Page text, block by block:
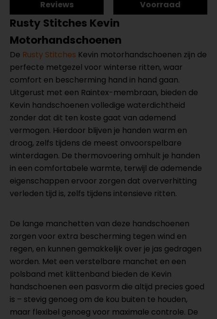
Reviews Voorraad
Rusty Stitches Kevin
Motorhandschoenen
De Rusty Stitches Kevin motorhandschoenen zijn de
perfecte metgezel voor winterse ritten, waar
comfort en bescherming hand in hand gaan.
Uitgerust met een Raintex-membraan, bieden de
Kevin handschoenen volledige waterdichtheid
zonder dat dit ten koste gaat van ademend
vermogen. Hierdoor blijven je handen warm en
droog, zelfs tijdens de meest onvoorspelbare
winterdagen. De thermovoering omhult je handen
in een comfortabele warmte, terwijl de ademende
eigenschappen ervoor zorgen dat oververhitting
verleden tijd is, zelfs tijdens intensieve ritten.
De lange manchetten van deze handschoenen
zorgen voor extra bescherming tegen wind en
regen, en kunnen gemakkelijk over je jas gedragen
worden. Met een verstelbare manchet en een
polsband met klittenband bieden de Kevin
handschoenen een pasvorm die altijd precies goed
is – stevig genoeg om de kou buiten te houden,
maar flexibel genoeg voor maximale controle. De